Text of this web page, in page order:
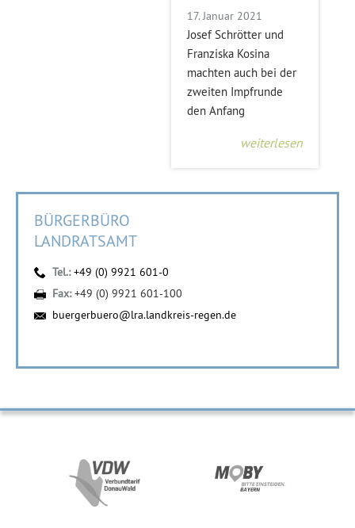
17. Januar 2021
Josef Schrötter und
Franziska Kosina
machten auch bei der
zweiten Impfrunde
den Anfang
weiterlesen
BÜRGERBÜRO
LANDRATSAMT
Tel.:+49 (0) 9921 601-0
Fax:+49 (0) 9921 601-100
buergerbuero@lra.landkreis-regen.de